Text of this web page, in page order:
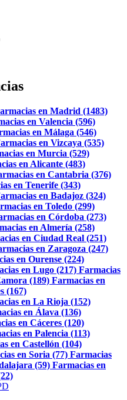
en Madrid (1483)
en Valencia (596)
en Málaga (546)
en Vizcaya (535)
en Murcia (529)
en Alicante (483)
en Cantabria (376)
en Tenerife (343)
en Badajoz (324)
en Toledo (299)
en Córdoba (273)
en Almería (258)
en Ciudad Real (251)
en Zaragoza (247)
en Ourense (224)
en Lugo (217) Farmacias
(189) Farmacias en
(167)
en La Rioja (152)
en Álava (136)
en Cáceres (120)
en Palencia (113)
en Castellón (104)
en Soria (77) Farmacias
(59) Farmacias en